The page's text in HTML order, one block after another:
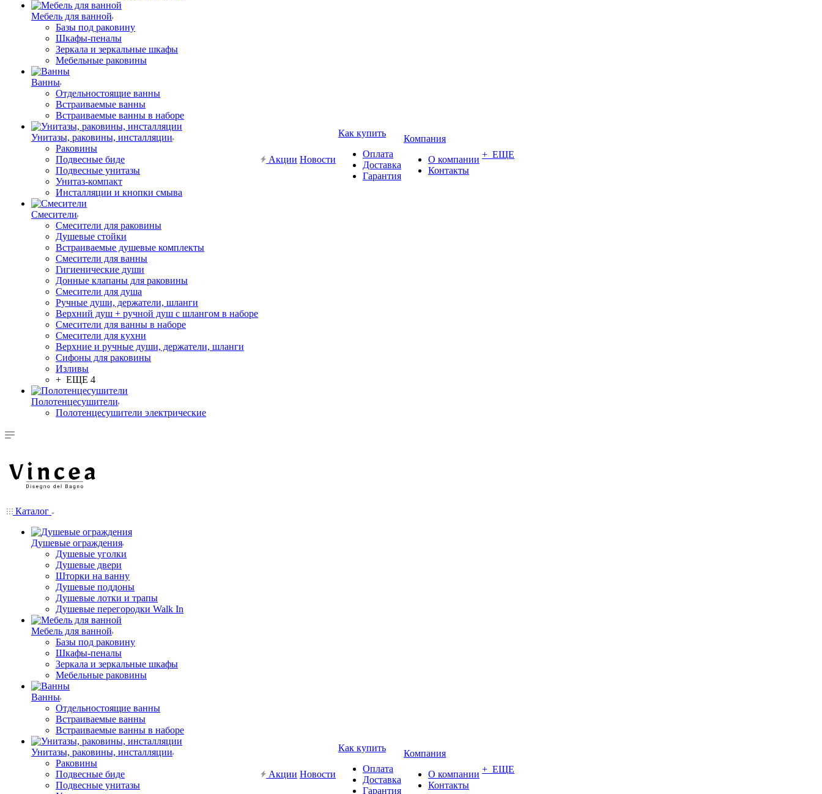
Мебель для ванной
Базы под раковину
Шкафы-пеналы
Зеркала и зеркальные шкафы
Мебельные раковины
Ванны
Отдельностоящие ванны
Встраиваемые ванны
Встраиваемые ванны в наборе
Унитазы, раковины, инсталляции
Раковины
Подвесные биде
Подвесные унитазы
Унитаз-компакт
Инсталляции и кнопки смыва
Смесители
Смесители для раковины
Душевые стойки
Встраиваемые душевые комплекты
Смесители для ванны
Гигиенические души
Донные клапаны для раковины
Смесители для душа
Ручные души, держатели, шланги
Верхний душ + ручной душ с шлангом в наборе
Смесители для ванны в наборе
Смесители для кухни
Верхние и ручные души, держатели, шланги
Сифоны для раковины
Изливы
+ ЕЩЕ 4
Полотенцесушители
Полотенцесушители электрические
Акции Новости
Как купить
Оплата
Доставка
Гарантия
Компания
О компании
Контакты
+ ЕЩЕ
Каталог
Душевые ограждения
Душевые уголки
Душевые двери
Шторки на ванну
Душевые поддоны
Душевые лотки и трапы
Душевые перегородки Walk In
Мебель для ванной
Базы под раковину
Шкафы-пеналы
Зеркала и зеркальные шкафы
Мебельные раковины
Ванны
Отдельностоящие ванны
Встраиваемые ванны
Встраиваемые ванны в наборе
Унитазы, раковины, инсталляции
Раковины
Подвесные биде
Подвесные унитазы
Акции Новости
Как купить
Оплата
Доставка
Гарантия
Компания
О компании
Контакты
+ ЕЩЕ